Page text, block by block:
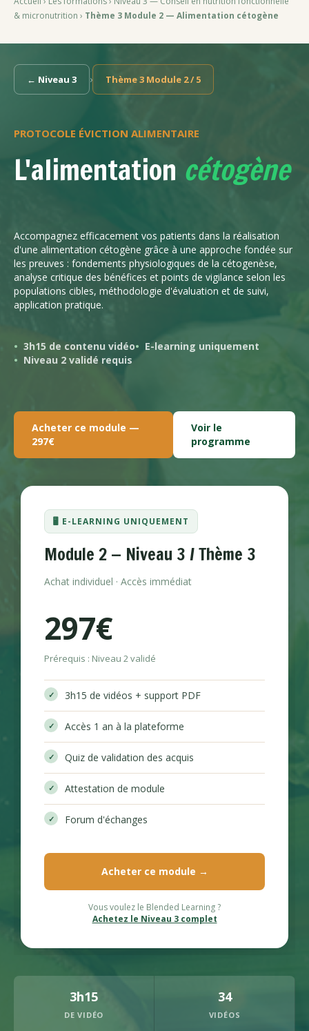
& micronutrition › Thème 3 Module 2 — Alimentation cétogène
← Niveau 3 › Thème 3 Module 2 / 5
PROTOCOLE ÉVICTION ALIMENTAIRE
L'alimentation cétogène
Accompagnez efficacement vos patients dans la réalisation
d'une alimentation cétogène grâce à une approche fondée sur
les preuves : fondements physiologiques de la cétogenèse,
analyse critique des bénéfices et points de vigilance selon les
populations cibles, méthodologie d'évaluation et de suivi,
application pratique.
3h15 de contenu vidéo
E-learning uniquement
Niveau 2 validé requis
Acheter ce module —
297€
Voir le
programme
🖥️ E-LEARNING UNIQUEMENT
Module 2 — Niveau 3 / Thème 3
Achat individuel · Accès immédiat
297€
Prérequis : Niveau 2 validé
3h15 de vidéos + support PDF
Accès 1 an à la plateforme
Quiz de validation des acquis
Attestation de module
Forum d'échanges
Acheter ce module →
Vous voulez le Blended Learning ?
Achetez le Niveau 3 complet
3h15
DE VIDÉO
34
VIDÉOS